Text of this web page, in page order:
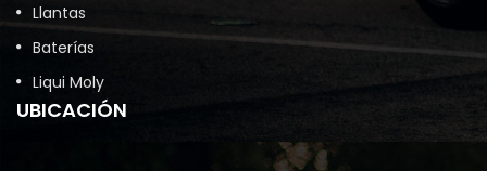
Llantas
Baterías
Liqui Moly
UBICACIÓN